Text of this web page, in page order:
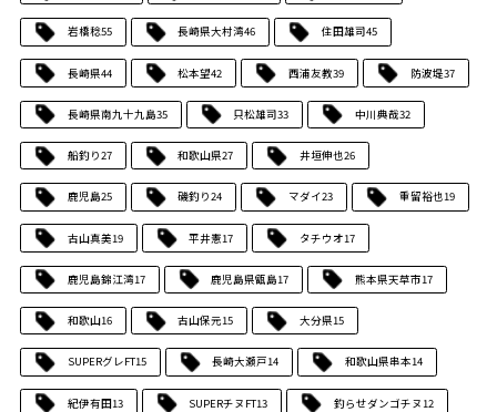
岩橋稔55 長崎県大村湾46 住田雄司45
長崎県44 松本望42 西浦友教39 防波堤37
長崎県南九十九島35 只松雄司33 中川典哉32
船釣り27 和歌山県27 井垣伸也26
鹿児島25 磯釣り24 マダイ23 重留裕也19
古山真美19 平井憲17 タチウオ17
鹿児島錦江湾17 鹿児島県甑島17 熊本県天草市17
和歌山16 古山保元15 大分県15
SUPERグレFT15 長崎大瀬戸14 和歌山県串本14
紀伊有田13 SUPERチヌFT13 釣らせダンゴチヌ 12